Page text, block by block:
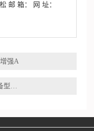
邮 箱： 网 址：
强A
高产能全自动喷涂设备型号大全对比：满足多行业不一样的需求！